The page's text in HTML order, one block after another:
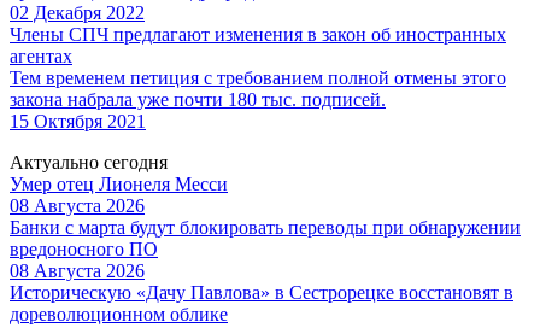
02 Декабря 2022
Члены СПЧ предлагают изменения в закон об иностранных
агентах
Тем временем петиция с требованием полной отмены этого
закона набрала уже почти 180 тыс. подписей.
15 Октября 2021
Актуально сегодня
Умер отец Лионеля Месси
08 Августа 2026
Банки с марта будут блокировать переводы при обнаружении
вредоносного ПО
08 Августа 2026
Историческую «Дачу Павлова» в Сестрорецке восстановят в
дореволюционном облике